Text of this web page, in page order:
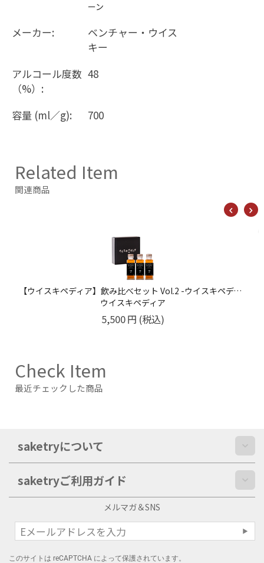
ーン
メーカー:
ベンチャー・ウイス
キー
アルコール度数
（%）:
48
容量 (ml／g): 700
Related Item
関連商品
【ウイスキペディア】飲み比べセット Vol.2 -ウイスキペディア 高島屋催事出店記念- 100ml×3種
ウイスキペディア
5,500円 (税込)
Check Item
最近チェックした商品
saketryについて
saketryご利用ガイド
メルマガ＆SNS
このサイトは reCAPTCHA によって保護されています。